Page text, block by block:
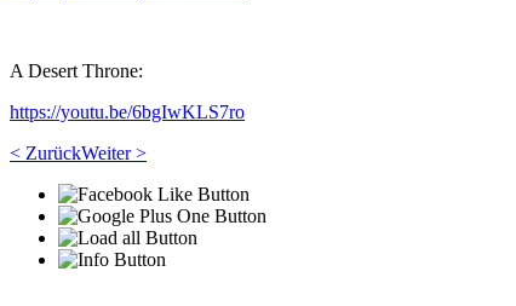
A Desert Throne:
https://youtu.be/6bgIwKLS7ro
< ZurückWeiter >